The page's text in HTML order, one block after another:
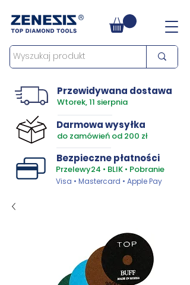
Przewidywana dostawa
Wtorek, 11 sierpnia
Darmowa wysyłka
do zamówień od 200 zł
Bezpieczne płatności
Przelewy24 • BLIK • Pobranie
Visa • Mastercard • Apple Pay